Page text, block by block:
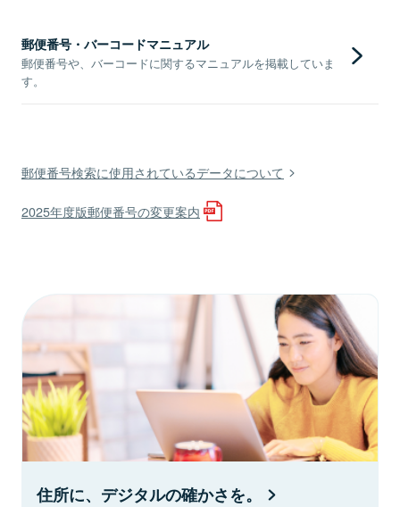
郵便番号・バーコードマニュアル
郵便番号や、バーコードに関するマニュアルを掲載していま
す。
郵便番号検索に使用されているデータについて
2025年度版郵便番号の変更案内
住所に、デジタルの確かさを。